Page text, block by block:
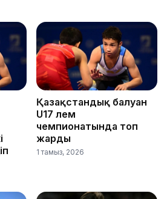
Қазақстандық балуан
U17 әлем
чемпионатында топ
жарды
1 тамыз, 2026